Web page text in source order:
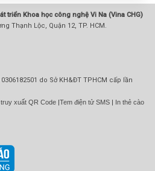
triển Khoa học công nghệ Vi Na (Vina CHG)
Thạnh Lộc, Quận 12, TP. HCM.
do Sở KH&ĐT TPHCM cấp lần
truy xuất QR Code |Tem điện tử SMS | In thẻ cào